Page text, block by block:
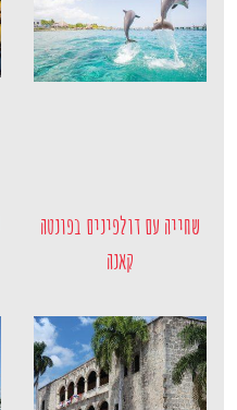
שחייה עם דולפינים בפונטה
קאנה